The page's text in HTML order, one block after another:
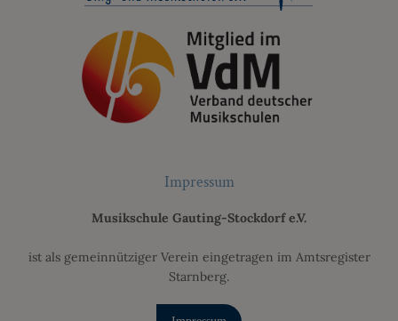
Impressum
Musikschule Gauting-Stockdorf e.V.
ist als gemeinnütziger Verein eingetragen im Amtsregister
Starnberg.